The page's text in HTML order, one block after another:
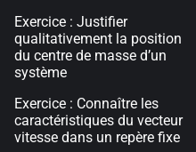
Exercice : Justifier
qualitativement la position
du centre de masse d’un
système
Exercice : Connaître les
caractéristiques du vecteur
vitesse dans un repère fixe